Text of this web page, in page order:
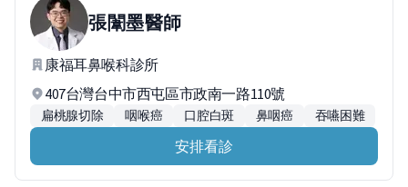
張闈墨醫師
康福耳鼻喉科診所
407台灣台中市西屯區市政南一路110號
扁桃腺切除 咽喉癌 口腔白斑 鼻咽癌 吞嚥困難
安排看診